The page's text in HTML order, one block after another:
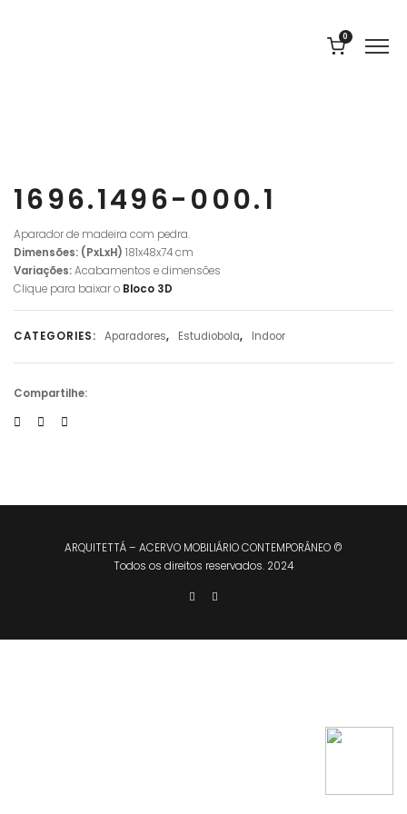
0
1696.1496-000.1
Aparador de madeira com pedra.
Dimensões: (PxLxH) 181x48x74 cm
Variações:Acabamentos e dimensões
Clique para baixar o Bloco 3D
CATEGORIES: Aparadores, Estudiobola, Indoor
Compartilhe:
ARQUITETTÁ – ACERVO MOBILIÁRIO CONTEMPORÂNEO ©
Todos os direitos reservados. 2024